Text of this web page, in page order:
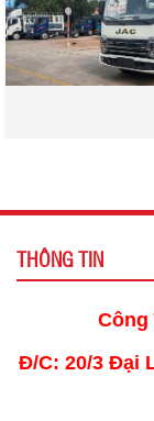
THÔNG TIN
Công
Đ/C: 20/3 Đại